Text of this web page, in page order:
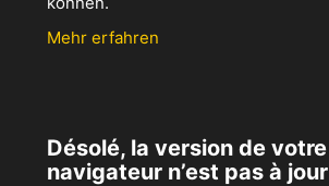
Mehr erfahren
Désolé, la version de votre
navigateur n’est pas à jour